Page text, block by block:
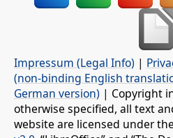
Impressum (Legal Info) |
(non-binding English
German version) | Copyright
otherwise specified, all text
website are licensed under the